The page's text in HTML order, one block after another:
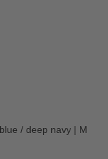
/ deep navy | M